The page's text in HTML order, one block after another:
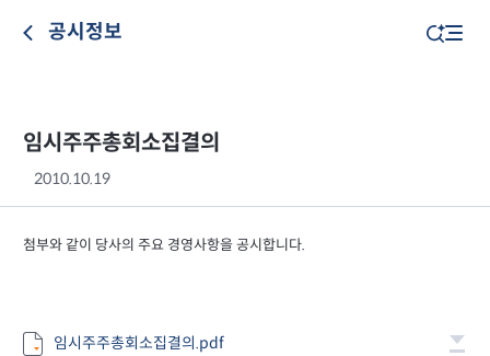
공시정보
임시주주총회소집결의
2010.10.19
첨부와 같이 당사의 주요 경영사항을 공시합니다.
임시주주총회소집결의.pdf